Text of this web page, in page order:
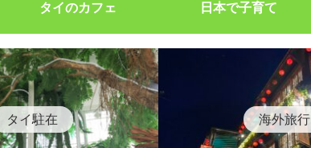
タイのカフェ 日本で子育て
タイ駐在 海外旅行